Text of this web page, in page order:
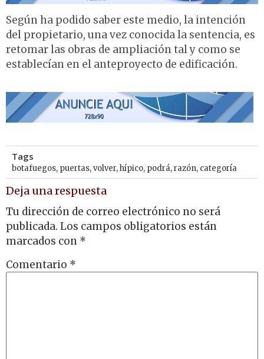
Según ha podido saber este medio, la intención
del propietario, una vez conocida la sentencia, es
retomar las obras de ampliación tal y como se
establecían en el anteproyecto de edificación.
Tags
botafuegos, puertas,volver,hípico, podrá,razón, categoría
Deja una respuesta
Tu dirección de correo electrónico no será
publicada. Los campos obligatorios están
marcados con *
Comentario *